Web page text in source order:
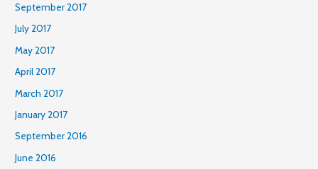
September 2017
July 2017
May 2017
April 2017
March 2017
January 2017
September 2016
June 2016